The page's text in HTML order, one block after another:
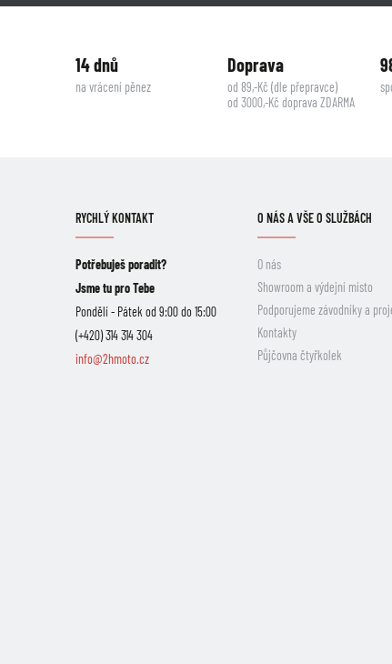
14 dnů
na vrácení pěnez
Doprava
od 89,-Kč (dle přepravce)
od 3000,-Kč doprava ZDARMA
RYCHLÝ KONTAKT
Potřebuješ poradit?
Jsme tu pro Tebe
Pondělí - Pátek od 9:00 do 15:00
(+420) 314 314 304
info@2hmoto.cz
O NÁS A VŠE O SLUŽBÁCH
O nás
Showroom a výdejní místo
Podporujeme závodníky a
Kontakty
Půjčovna čtyřkolek